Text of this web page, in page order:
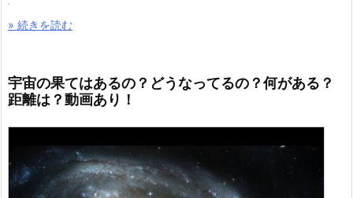
» 続きを読む
宇宙の果てはあるの？どうなってるの？何がある？
距離は？動画あり！